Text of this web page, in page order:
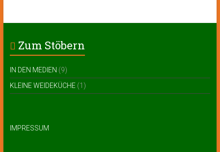
Zum Stöbern
IN DEN MEDIEN (9)
KLEINE WEIDEKÜCHE(1)
IMPRESSUM